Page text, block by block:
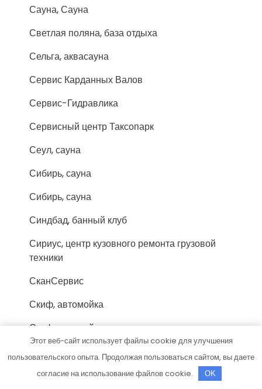
Сауна, Сауна
Светлая поляна, база отдыха
Сельга, аквасауна
Сервис Карданных Валов
Сервис-Гидравлика
Сервисный центр Таксопарк
Сеул, сауна
Сибирь, сауна
Сибирь, сауна
Синдбад, банный клуб
Сириус, центр кузовного ремонта грузовой
техники
СканСервис
Скиф, автомойка
Скиф, автомойка
Соломбальские бани
Стех, автокомплекс
Этот веб-сайт использует файлы cookie для улучшения
пользовательского опыта. Продолжая пользоваться сайтом, вы даете
согласие на использование файлов cookie.
OK